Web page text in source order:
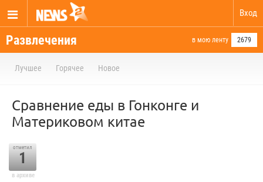
Вход
Развлечения в мою ленту 2679
Лучшее Горячее Новое
Сравнение еды в Гонконге и
Материковом китае
отметил
1
в архиве